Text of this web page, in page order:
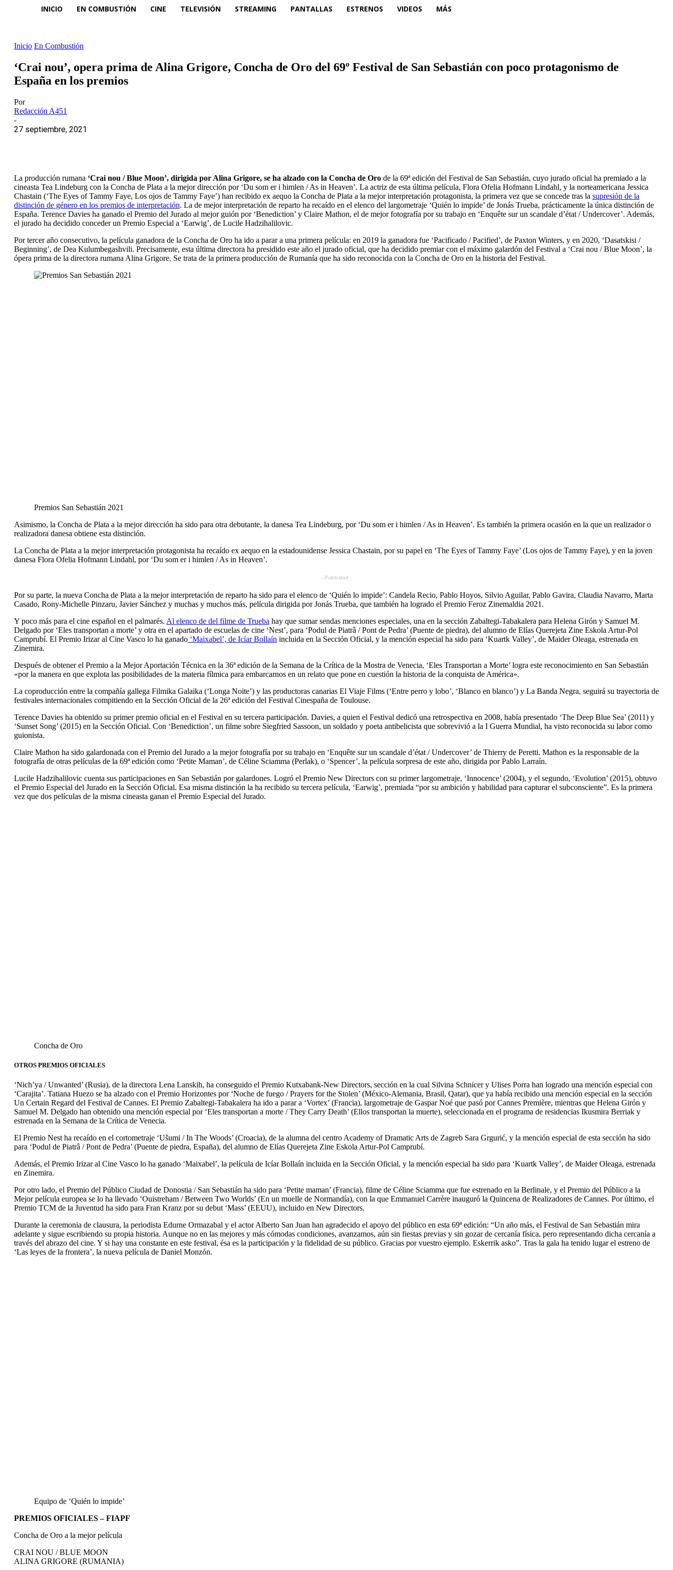
INICIO EN COMBUSTIÓN CINE TELEVISIÓN STREAMING PANTALLAS ESTRENOS VIDEOS MÁS
Inicio En Combustión
‘Crai nou’, opera prima de Alina Grigore, Concha de Oro del 69º Festival de San Sebastián con poco protagonismo de
España en los premios
Por
Redacción A451
-
27 septiembre, 2021
La producción rumana ‘Crai nou / Blue Moon’, dirigida por Alina Grigore, se ha alzado con la Concha de Oro de la 69ª edición del Festival de San Sebastián, cuyo jurado oficial ha premiado a la
cineasta Tea Lindeburg con la Concha de Plata a la mejor dirección por ‘Du som er i himlen / As in Heaven’. La actriz de esta última película, Flora Ofelia Hofmann Lindahl, y la norteamericana Jessica
Chastain (‘The Eyes of Tammy Faye, Los ojos de Tammy Faye’) han recibido ex aequo la Concha de Plata a la mejor interpretación protagonista, la primera vez que se concede tras la supresión de la
distinción de género en los premios de interpretación. La de mejor interpretación de reparto ha recaído en el elenco del largometraje ‘Quién lo impide’ de Jonás Trueba, prácticamente la única distinción de
España. Terence Davies ha ganado el Premio del Jurado al mejor guión por ‘Benediction’ y Claire Mathon, el de mejor fotografía por su trabajo en ‘Enquête sur un scandale d’état / Undercover’. Además,
el jurado ha decidido conceder un Premio Especial a ‘Earwig’, de Lucile Hadzihalilovic.
Por tercer año consecutivo, la película ganadora de la Concha de Oro ha ido a parar a una primera película: en 2019 la ganadora fue ‘Pacificado / Pacified’, de Paxton Winters, y en 2020, ‘Dasatskisi /
Beginning’, de Dea Kulumbegashvili. Precisamente, esta última directora ha presidido este año el jurado oficial, que ha decidido premiar con el máximo galardón del Festival a ‘Crai nou / Blue Moon’, la
ópera prima de la directora rumana Alina Grigore. Se trata de la primera producción de Rumanía que ha sido reconocida con la Concha de Oro en la historia del Festival.
Premios San Sebastián 2021
Asimismo, la Concha de Plata a la mejor dirección ha sido para otra debutante, la danesa Tea Lindeburg, por ‘Du som er i himlen / As in Heaven’. Es también la primera ocasión en la que un realizador o
realizadora danesa obtiene esta distinción.
La Concha de Plata a la mejor interpretación protagonista ha recaído ex aequo en la estadounidense Jessica Chastain, por su papel en ‘The Eyes of Tammy Faye’ (Los ojos de Tammy Faye), y en la joven
danesa Flora Ofelia Hofmann Lindahl, por ‘Du som er i himlen / As in Heaven’.
- Publicidad -
Por su parte, la nueva Concha de Plata a la mejor interpretación de reparto ha sido para el elenco de ‘Quién lo impide’: Candela Recio, Pablo Hoyos, Silvio Aguilar, Pablo Gavira, Claudia Navarro, Marta
Casado, Rony-Michelle Pinzaru, Javier Sánchez y muchas y muchos más, película dirigida por Jonás Trueba, que también ha logrado el Premio Feroz Zinemaldia 2021.
Y poco más para el cine español en el palmarés. Al elenco de del filme de Trueba hay que sumar sendas menciones especiales, una en la sección Zabaltegi-Tabakalera para Helena Girón y Samuel M.
Delgado por ‘Eles transportan a morte’ y otra en el apartado de escuelas de cine ‘Nest’, para ‘Podul de Piatrâ / Pont de Pedra’ (Puente de piedra), del alumno de Elías Querejeta Zine Eskola Artur-Pol
Camprubí. El Premio Irizar al Cine Vasco lo ha ganado ‘Maixabel’, de Icíar Bollaín incluida en la Sección Oficial, y la mención especial ha sido para ‘Kuartk Valley’, de Maider Oleaga, estrenada en
Zinemira.
Después de obtener el Premio a la Mejor Aportación Técnica en la 36ª edición de la Semana de la Crítica de la Mostra de Venecia, ‘Eles Transportan a Morte’ logra este reconocimiento en San Sebastián
«por la manera en que explota las posibilidades de la materia fílmica para embarcarnos en un relato que pone en cuestión la historia de la conquista de América».
La coproducción entre la compañía gallega Filmika Galaika (‘Longa Noite’) y las productoras canarias El Viaje Films (‘Entre perro y lobo’, ‘Blanco en blanco’) y La Banda Negra, seguirá su trayectoria de
festivales internacionales compitiendo en la Sección Oficial de la 26ª edición del Festival Cinespaña de Toulouse.
Terence Davies ha obtenido su primer premio oficial en el Festival en su tercera participación. Davies, a quien el Festival dedicó una retrospectiva en 2008, había presentado ‘The Deep Blue Sea’ (2011) y
‘Sunset Song’ (2015) en la Sección Oficial. Con ‘Benediction’, un filme sobre Siegfried Sassoon, un soldado y poeta antibelicista que sobrevivió a la I Guerra Mundial, ha visto reconocida su labor como
guionista.
Claire Mathon ha sido galardonada con el Premio del Jurado a la mejor fotografía por su trabajo en ‘Enquête sur un scandale d’état / Undercover’ de Thierry de Peretti. Mathon es la responsable de la
fotografía de otras películas de la 69ª edición como ‘Petite Maman’, de Céline Sciamma (Perlak), o ‘Spencer’, la película sorpresa de este año, dirigida por Pablo Larraín.
Lucile Hadzihalilovic cuenta sus participaciones en San Sebastián por galardones. Logró el Premio New Directors con su primer largometraje, ‘Innocence’ (2004), y el segundo, ‘Evolution’ (2015), obtuvo
el Premio Especial del Jurado en la Sección Oficial. Esa misma distinción la ha recibido su tercera película, ‘Earwig’, premiada “por su ambición y habilidad para capturar el subconsciente”. Es la primera
vez que dos películas de la misma cineasta ganan el Premio Especial del Jurado.
Concha de Oro
OTROS PREMIOS OFICIALES
‘Nich’ya / Unwanted’ (Rusia), de la directora Lena Lanskih, ha conseguido el Premio Kutxabank-New Directors, sección en la cual Silvina Schnicer y Ulises Porra han logrado una mención especial con
‘Carajita’. Tatiana Huezo se ha alzado con el Premio Horizontes por ‘Noche de fuego / Prayers for the Stolen’ (México-Alemania, Brasil, Qatar), que ya había recibido una mención especial en la sección
Un Certain Regard del Festival de Cannes. El Premio Zabaltegi-Tabakalera ha ido a parar a ‘Vortex’ (Francia), largometraje de Gaspar Noé que pasó por Cannes Première, mientras que Helena Girón y
Samuel M. Delgado han obtenido una mención especial por ‘Eles transportan a morte / They Carry Death’ (Ellos transportan la muerte), seleccionada en el programa de residencias Ikusmira Berriak y
estrenada en la Semana de la Crítica de Venecia.
El Premio Nest ha recaído en el cortometraje ‘Ušumi / In The Woods’ (Croacia), de la alumna del centro Academy of Dramatic Arts de Zagreb Sara Grgurić, y la mención especial de esta sección ha sido
para ‘Podul de Piatrâ / Pont de Pedra’ (Puente de piedra, España), del alumno de Elías Querejeta Zine Eskola Artur-Pol Camprubí.
Además, el Premio Irizar al Cine Vasco lo ha ganado ‘Maixabel’, la película de Icíar Bollaín incluida en la Sección Oficial, y la mención especial ha sido para ‘Kuartk Valley’, de Maider Oleaga, estrenada
en Zinemira.
Por otro lado, el Premio del Público Ciudad de Donostia / San Sebastián ha sido para ‘Petite maman’ (Francia), filme de Céline Sciamma que fue estrenado en la Berlinale, y el Premio del Público a la
Mejor película europea se lo ha llevado ‘Ouistreham / Between Two Worlds’ (En un muelle de Normandía), con la que Emmanuel Carrère inauguró la Quincena de Realizadores de Cannes. Por último, el
Premio TCM de la Juventud ha sido para Fran Kranz por su debut ‘Mass’ (EEUU), incluido en New Directors.
Durante la ceremonia de clausura, la periodista Edurne Ormazabal y el actor Alberto San Juan han agradecido el apoyo del público en esta 69ª edición: “Un año más, el Festival de San Sebastián mira
adelante y sigue escribiendo su propia historia. Aunque no en las mejores y más cómodas condiciones, avanzamos, aún sin fiestas previas y sin gozar de cercanía física, pero representando dicha cercanía a
través del abrazo del cine. Y si hay una constante en este festival, ésa es la participación y la fidelidad de su público. Gracias por vuestro ejemplo. Eskerrik asko”. Tras la gala ha tenido lugar el estreno de
‘Las leyes de la frontera’, la nueva película de Daniel Monzón.
Equipo de ‘Quién lo impide’
PREMIOS OFICIALES – FIAPF
Concha de Oro a la mejor película
CRAI NOU / BLUE MOON
ALINA GRIGORE (RUMANIA)